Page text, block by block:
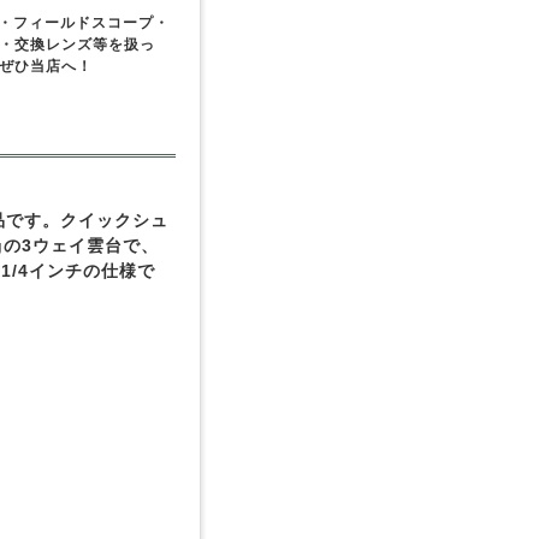
フィールドスコープ・
交換レンズ等を扱っ
ひ当店へ！
す。クイックシュ
3ウェイ雲台で、
4インチの仕様で